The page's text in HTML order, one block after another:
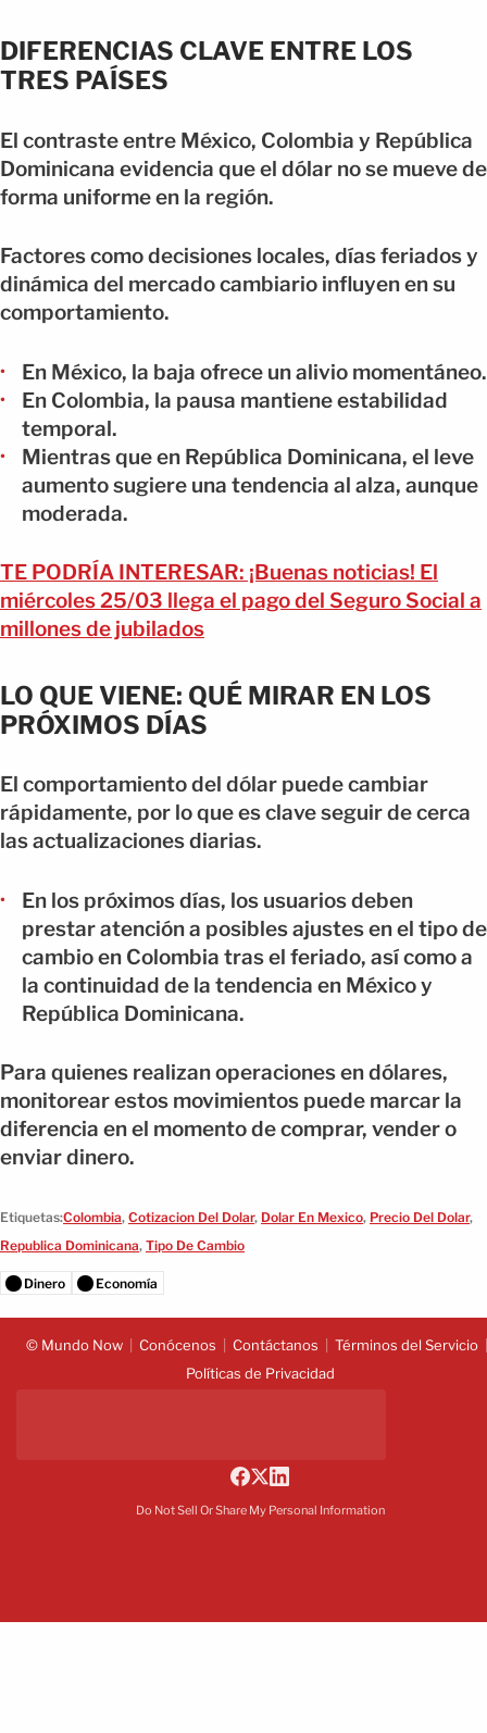
DIFERENCIAS CLAVE ENTRE LOS
TRES PAÍSES
El contraste entre México, Colombia y República
Dominicana evidencia que el dólar no se mueve de
forma uniforme en la región.
Factores como decisiones locales, días feriados y
dinámica del mercado cambiario influyen en su
comportamiento.
En México, la baja ofrece un alivio momentáneo.
En Colombia, la pausa mantiene estabilidad
temporal.
Mientras que en República Dominicana, el leve
aumento sugiere una tendencia al alza, aunque
moderada.
TE PODRÍA INTERESAR: ¡Buenas noticias! El
miércoles 25/03 llega el pago del Seguro Social a
millones de jubilados
LO QUE VIENE: QUÉ MIRAR EN LOS
PRÓXIMOS DÍAS
El comportamiento del dólar puede cambiar
rápidamente, por lo que es clave seguir de cerca
las actualizaciones diarias.
En los próximos días, los usuarios deben
prestar atención a posibles ajustes en el tipo de
cambio en Colombia tras el feriado, así como a
la continuidad de la tendencia en México y
República Dominicana.
Para quienes realizan operaciones en dólares,
monitorear estos movimientos puede marcar la
diferencia en el momento de comprar, vender o
enviar dinero.
Etiquetas:Colombia, Cotizacion Del Dolar, Dolar En Mexico, Precio Del Dolar,
Republica Dominicana, Tipo De Cambio
Dinero Economía
© Mundo Now Conócenos Contáctanos
Términos del Servicio
Políticas de Privacidad
Do Not Sell Or Share My Personal Information